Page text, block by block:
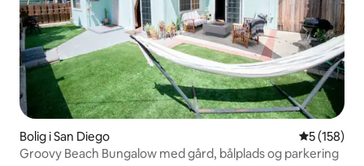
Bolig i San Diego 5 ud af 5 i
5 (158)
Groovy Beach Bungalow med gård, bålplads og parkering